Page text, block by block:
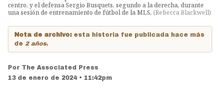
centro, y el defensa Sergio Busquets, segundo a la derecha, durante
una sesión de entrenamiento de fútbol de la MLS, (Rebecca Blackwell)
Nota de archivo: esta historia fue publicada hace más
de 2 años.
Por The Associated Press
13 de enero de 2024 • 11:42pm